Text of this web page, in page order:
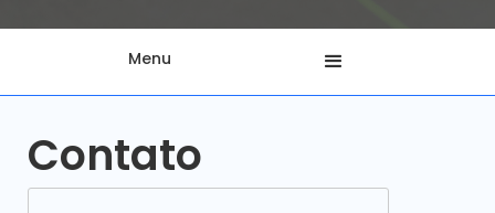
Menu
Contato